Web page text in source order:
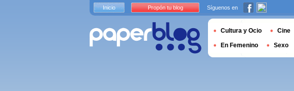
Inicio Propón tu blog Síguenos en
Cultura y Ocio Cine
En Femenino Sexo